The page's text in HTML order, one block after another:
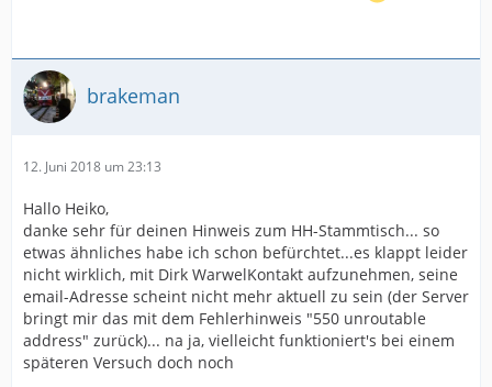
brakeman
12. Juni 2018 um 23:13
Hallo Heiko,
danke sehr für deinen Hinweis zum HH-Stammtisch... so
etwas ähnliches habe ich schon befürchtet...es klappt leider
nicht wirklich, mit Dirk WarwelKontakt aufzunehmen, seine
email-Adresse scheint nicht mehr aktuell zu sein (der Server
bringt mir das mit dem Fehlerhinweis "550 unroutable
address" zurück)... na ja, vielleicht funktioniert's bei einem
späteren Versuch doch noch